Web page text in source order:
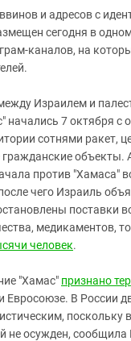
и адресов с
сегодня в
каналов, на
Израилем и
начались 7 октября с
сотнями ракет,
гражданские
против "Хамаса"
чего Израиль
поставки
медикаментов,
человек.
"Хамас" признано
Евросоюзе. В России
поскольку
не осужден, сообщила